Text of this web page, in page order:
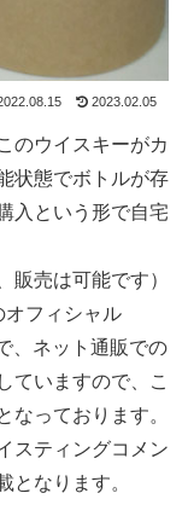
2023.02.05
のウイスキーがカ
状態でボトルが存
入という形で自宅
販売は可能です）
オフィシャル
、ネット通販での
ていますので、こ
なっております。
スティングコメン
となります。